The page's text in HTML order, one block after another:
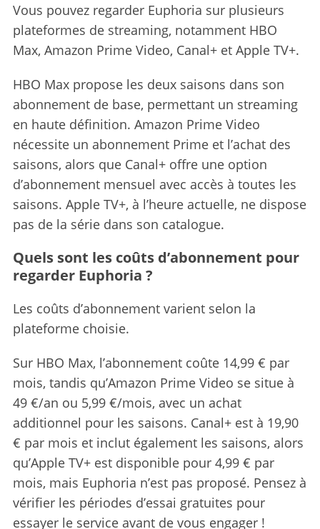
Vous pouvez regarder Euphoria sur plusieurs
plateformes de streaming, notamment HBO
Max, Amazon Prime Video, Canal+ et Apple TV+.
HBO Max propose les deux saisons dans son
abonnement de base, permettant un streaming
en haute définition. Amazon Prime Video
nécessite un abonnement Prime et l’achat des
saisons, alors que Canal+ offre une option
d’abonnement mensuel avec accès à toutes les
saisons. Apple TV+, à l’heure actuelle, ne dispose
pas de la série dans son catalogue.
Quels sont les coûts d’abonnement pour
regarder Euphoria ?
Les coûts d’abonnement varient selon la
plateforme choisie.
Sur HBO Max, l’abonnement coûte 14,99 € par
mois, tandis qu’Amazon Prime Video se situe à
49 €/an ou 5,99 €/mois, avec un achat
additionnel pour les saisons. Canal+ est à 19,90
€ par mois et inclut également les saisons, alors
qu’Apple TV+ est disponible pour 4,99 € par
mois, mais Euphoria n’est pas proposé. Pensez à
vérifier les périodes d’essai gratuites pour
essayer le service avant de vous engager !
e
a
c
h
o
r